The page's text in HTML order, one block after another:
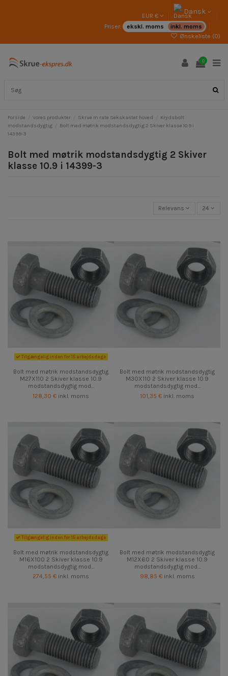
EUR € Dansk
Priser: ekskl. moms
inkl. moms
Ønskeliste (0)
0
Forside Vores produkter Skrue m rate Sekskantet hoved
Krydsbolt
modstandsdygtig
Bolt med møtrik modstandsdygtig 2 Skiver klasse 10.9 i
14399-3
Bolt med møtrik modstandsdygtig 2 Skiver
klasse 10.9 i 14399-3
Relevans 24
Tilgængelig inden for 15 arbejdsdage
Bolt med møtrik modstandsdygtig
M27X110 2 Skiver klasse 10.9
modstandsdygtig mod...
128,30 € inkl. moms
Bolt med møtrik modstandsdygtig
M30X110 2 Skiver klasse 10.9
modstandsdygtig mod...
101,35 € inkl. moms
Tilgængelig inden for 15 arbejdsdage
Bolt med møtrik modstandsdygtig
M16X100 2 Skiver klasse 10.9
modstandsdygtig mod...
274,55 € inkl. moms
Bolt med møtrik modstandsdygtig
M12X60 2 Skiver klasse 10.9
modstandsdygtig mod...
98,85 € inkl. moms